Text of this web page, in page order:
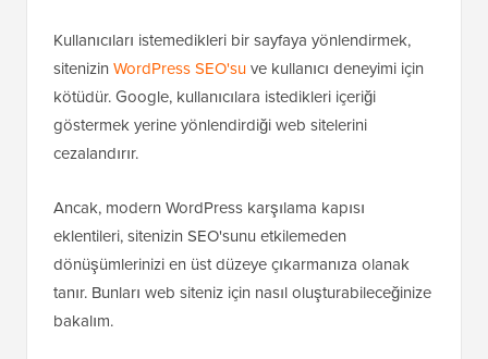
Kullanıcıları istemedikleri bir sayfaya yönlendirmek,
sitenizin WordPress SEO'suve kullanıcı deneyimi için
kötüdür. Google, kullanıcılara istedikleri içeriği
göstermek yerine yönlendirdiği web sitelerini
cezalandırır.
Ancak, modern WordPress karşılama kapısı
eklentileri, sitenizin SEO'sunu etkilemeden
dönüşümlerinizi en üst düzeye çıkarmanıza olanak
tanır. Bunları web siteniz için nasıl oluşturabileceğinize
bakalım.